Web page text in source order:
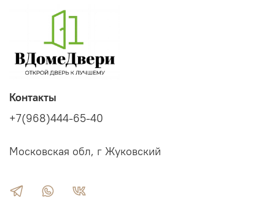
Контакты
+7(968)444-65-40
Московская обл, г Жуковский